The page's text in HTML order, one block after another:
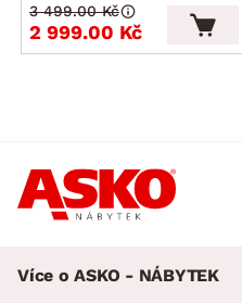
2 999.00 Kč
3 499.00 Kč
Více o ASKO - NÁBYTEK